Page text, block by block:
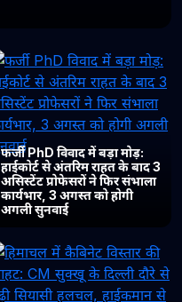
फर्जी PhD विवाद में बड़ा मोड़:
हाईकोर्ट से अंतरिम राहत के बाद 3
असिस्टेंट प्रोफेसरों ने फिर संभाला
कार्यभार, 3 अगस्त को होगी
अगली सुनवाई